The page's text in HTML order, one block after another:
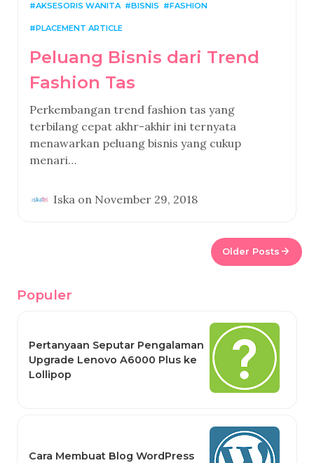
AKSESORIS WANITA BISNIS FASHION
PLACEMENT ARTICLE
Peluang Bisnis dari Trend
Fashion Tas
Perkembangan trend fashion tas yang
terbilang cepat akhr-akhir ini ternyata
menawarkan peluang bisnis yang cukup
menari…
Iska on November 29, 2018
Older Posts
Populer
Pertanyaan Seputar Pengalaman
Upgrade Lenovo A6000 Plus ke
Lollipop
Cara Membuat Blog WordPress